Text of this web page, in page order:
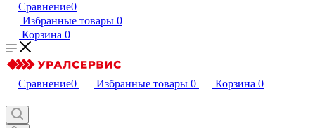
Сравнение0
Избранные товары 0
Корзина 0
Сравнение0 Избранные товары 0 Корзина 0